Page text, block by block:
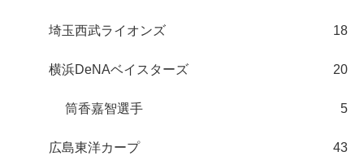
埼玉西武ライオンズ 18
横浜DeNAベイスターズ 20
筒香嘉智選手 5
広島東洋カープ 43